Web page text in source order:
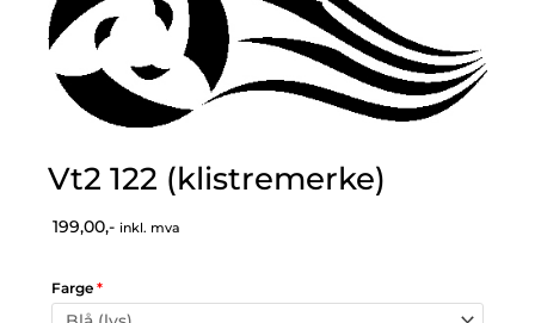
Vt2 122 (klistremerke)
199,00,- inkl. mva
Farge *